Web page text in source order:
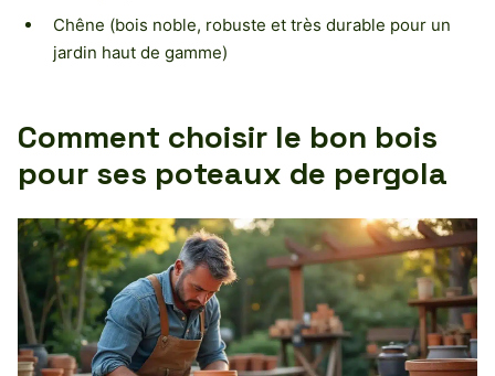
Chêne (bois noble, robuste et très durable pour un
jardin haut de gamme)
Comment choisir le bon bois
pour ses poteaux de pergola